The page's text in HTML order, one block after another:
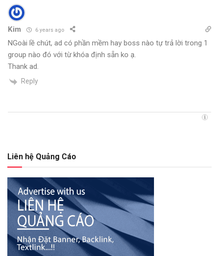
Kim 6 years ago
NGoài lề chút, ad có phần mềm hay boss nào tự trả lời trong 1
group nào đó với từ khóa định sẵn ko ạ.
Thank ad.
Reply
Liên hệ Quảng Cáo